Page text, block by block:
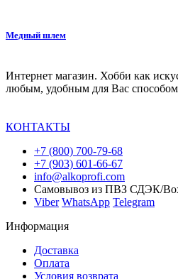
Медный шлем
Интернет магазин. Хобби как
любым, удобным для Вас
КОНТАКТЫ
+7 (800) 700-79-68
+7 (903) 601-66-67
info@alkoprofi.com
Самовывоз из ПВЗ СДЭК/
Viber WhatsApp Telegram
Информация
Доставка
Оплата
Условия возврата